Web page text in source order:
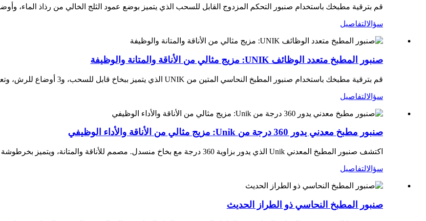
قم بترقية مطبخك باستخدام صنبور التحكم المزدوج القابل للسحب الذي يتميز بوضع عمود الثلج الخالي من رذاذ الماء،
سؤالالتفاصيل
صنبور المطبخ متعدد الوظائف UNIK: مزيج مثالي من الأناقة والمتانة والوظيفة
قم بترقية مطبخك باستخدام صنبور المطبخ النحاسي المتين من UNIK الذي يتميز ببخاخ قابل للسحب، و3 أوضاع للرش، وتعديل الماء الساخن والبارد. اطلب الآن!
سؤالالتفاصيل
صنبور مطبخ معدني يدور 360 درجة من Unik: مزيج مثالي من الأناقة والأداء الوظيفي
اكتشف صنبور المطبخ المعدني Unik الذي يدور بزاوية 360 درجة مع بخاخ منسدل. مصمم للأناقة والمتانة، ويتميز بخرطوشة من السيراميك ولمسة نهائية ذهبية فاخرة للمطابخ الحديثة.
سؤالالتفاصيل
صنبور المطبخ النحاسي ذو الطراز الحديث